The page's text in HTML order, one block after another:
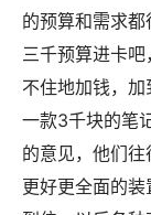
的预算和需求都
三千预算进卡
不住地加钱，
一款3千块的笔
的意见，他们
更好更全面的